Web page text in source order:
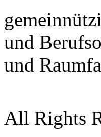
und
und
All Rights